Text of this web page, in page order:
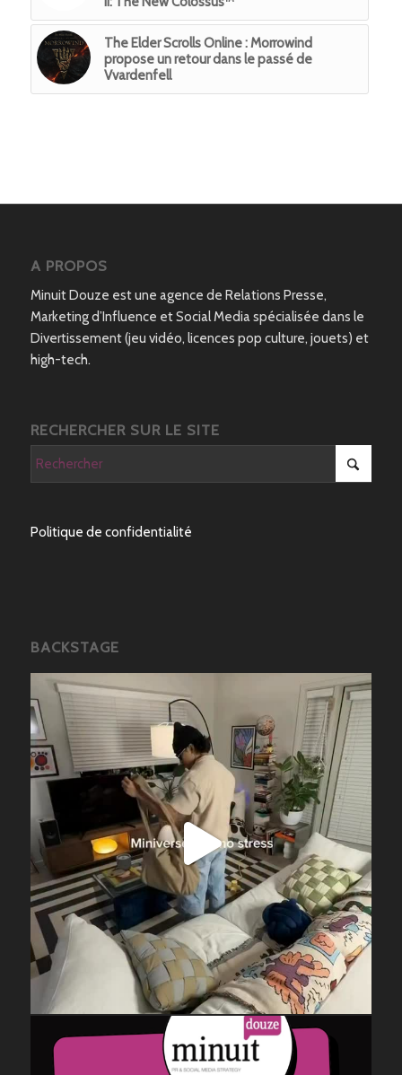
The Elder Scrolls Online : Morrowind
propose un retour dans le passé de
Vvardenfell
A PROPOS
Minuit Douze est une agence de Relations Presse,
Marketing d’Influence et Social Media spécialisée dans le
Divertissement (jeu vidéo, licences pop culture, jouets) et
high-tech.
RECHERCHER SUR LE SITE
Politique de confidentialité
BACKSTAGE